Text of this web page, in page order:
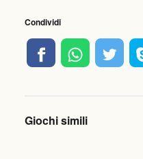
Condividi
Giochi simili